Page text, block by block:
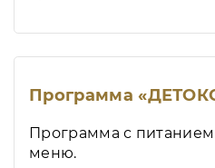
Программа
Программа с
меню.